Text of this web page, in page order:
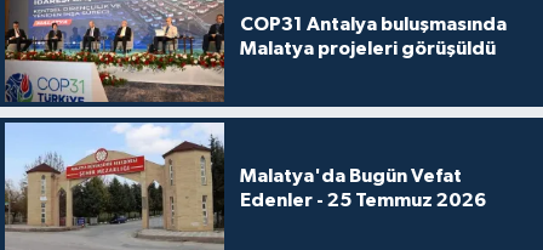
COP31 Antalya buluşmasında
Malatya projeleri görüşüldü
Malatya'da Bugün Vefat
Edenler - 25 Temmuz 2026